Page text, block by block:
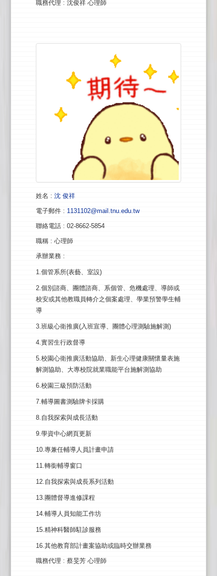
職務代理 : 沈俊祥 心理師
姓名 :沈 俊祥
電子郵件 : 1131102@mail.tnu.edu.tw
聯絡電話 : 02-8662-5854
職稱 : 心理師
承辦業務 :
1.個管系所(表藝、室設)
2.個別諮商、團體諮商、系個管、危機處理、導師或
校安或其他教職員轉介之個案處理、學業預警學生輔
導
3.班級心衛推廣(入班宣導、團體心理測驗施解測)
4.實習生行政督導
5.校園心衛推廣活動協助、新生心理健康關懷量表施
解測協助、大專校院就業職能平台施解測協助
6.校園三級預防活動
7.輔導圖書測驗牌卡採購
8.自我探索與成長活動
9.學資中心網頁更新
10.專兼任輔導人員計畫申請
11.轉銜輔導窗口
12.自我探索與成長系列活動
13.團體督導進修課程
14.輔導人員知能工作坊
15.精神科醫師駐診服務
16.其他教育部計畫案協助或臨時交辦業務
職務代理 : 蔡旻芳 心理師